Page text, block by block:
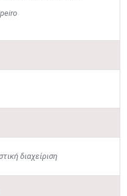
διαχείριση
Μαϊ1 2